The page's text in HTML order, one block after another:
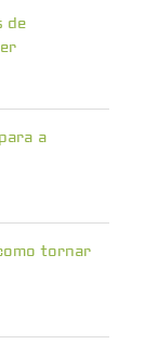
de
a
tornar